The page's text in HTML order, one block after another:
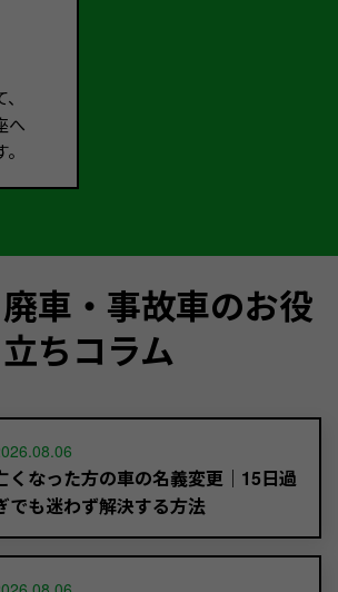
へ
車・事故車のお役
立ちコラム
くなった方の車の名義変更｜15日過
でも迷わず解決する方法